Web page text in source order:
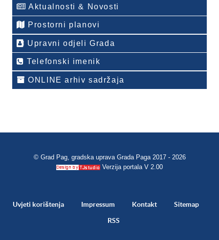
Aktualnosti & Novosti
Prostorni planovi
Upravni odjeli Grada
Telefonski imenik
ONLINE arhiv sadržaja
© Grad Pag, gradska uprava Grada Paga 2017 - 2026
Verzija portala V 2.00
Uvjeti korištenja Impressum Kontakt Sitemap
RSS